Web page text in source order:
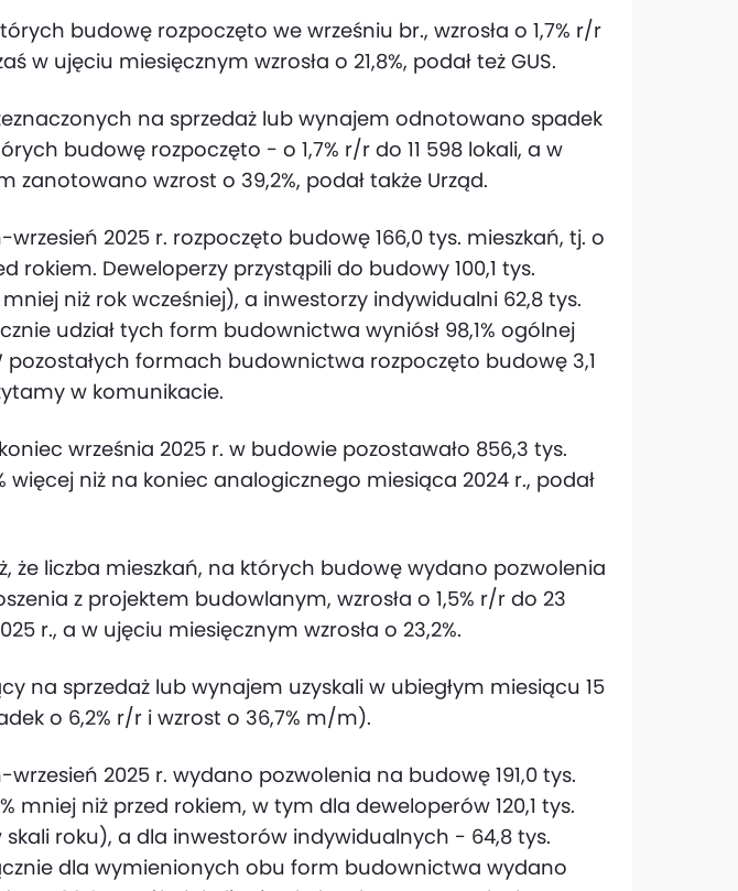
budowę rozpoczęto we wrześniu br., wzrosła o 1,7% r/r
w ujęciu miesięcznym wzrosła o 21,8%, podał też GUS.
na sprzedaż lub wynajem odnotowano spadek
budowę rozpoczęto - o 1,7% r/r do 11 598 lokali, a w
zanotowano wzrost o 39,2%, podał także Urząd.
wrzesień 2025 r. rozpoczęto budowę 166,0 tys. mieszkań, tj. o
rokiem. Deweloperzy przystąpili do budowy 100,1 tys.
mniej niż rok wcześniej), a inwestorzy indywidualni 62,8 tys.
udział tych form budownictwa wyniósł 98,1% ogólnej
pozostałych formach budownictwa rozpoczęto budowę 3,1
w komunikacie.
września 2025 r. w budowie pozostawało 856,3 tys.
więcej niż na koniec analogicznego miesiąca 2024 r., podał
że liczba mieszkań, na których budowę wydano pozwolenia
z projektem budowlanym, wzrosła o 1,5% r/r do 23
r., a w ujęciu miesięcznym wzrosła o 23,2%.
na sprzedaż lub wynajem uzyskali w ubiegłym miesiącu 15
o 6,2% r/r i wzrost o 36,7% m/m).
wrzesień 2025 r. wydano pozwolenia na budowę 191,0 tys.
mniej niż przed rokiem, w tym dla deweloperów 120,1 tys.
skali roku), a dla inwestorów indywidualnych - 64,8 tys.
dla wymienionych obu form budownictwa wydano